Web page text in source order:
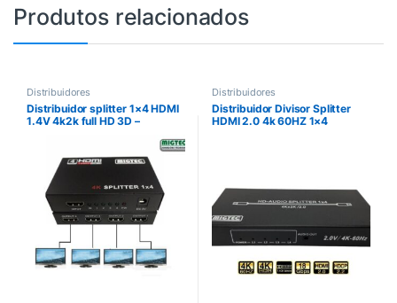
Produtos relacionados
Distribuidores
Distribuidor splitter 1×4 HDMI
1.4V 4k2k full HD 3D –
Distribuidores
Distribuidor Divisor Splitter
HDMI 2.0 4k 60HZ 1×4